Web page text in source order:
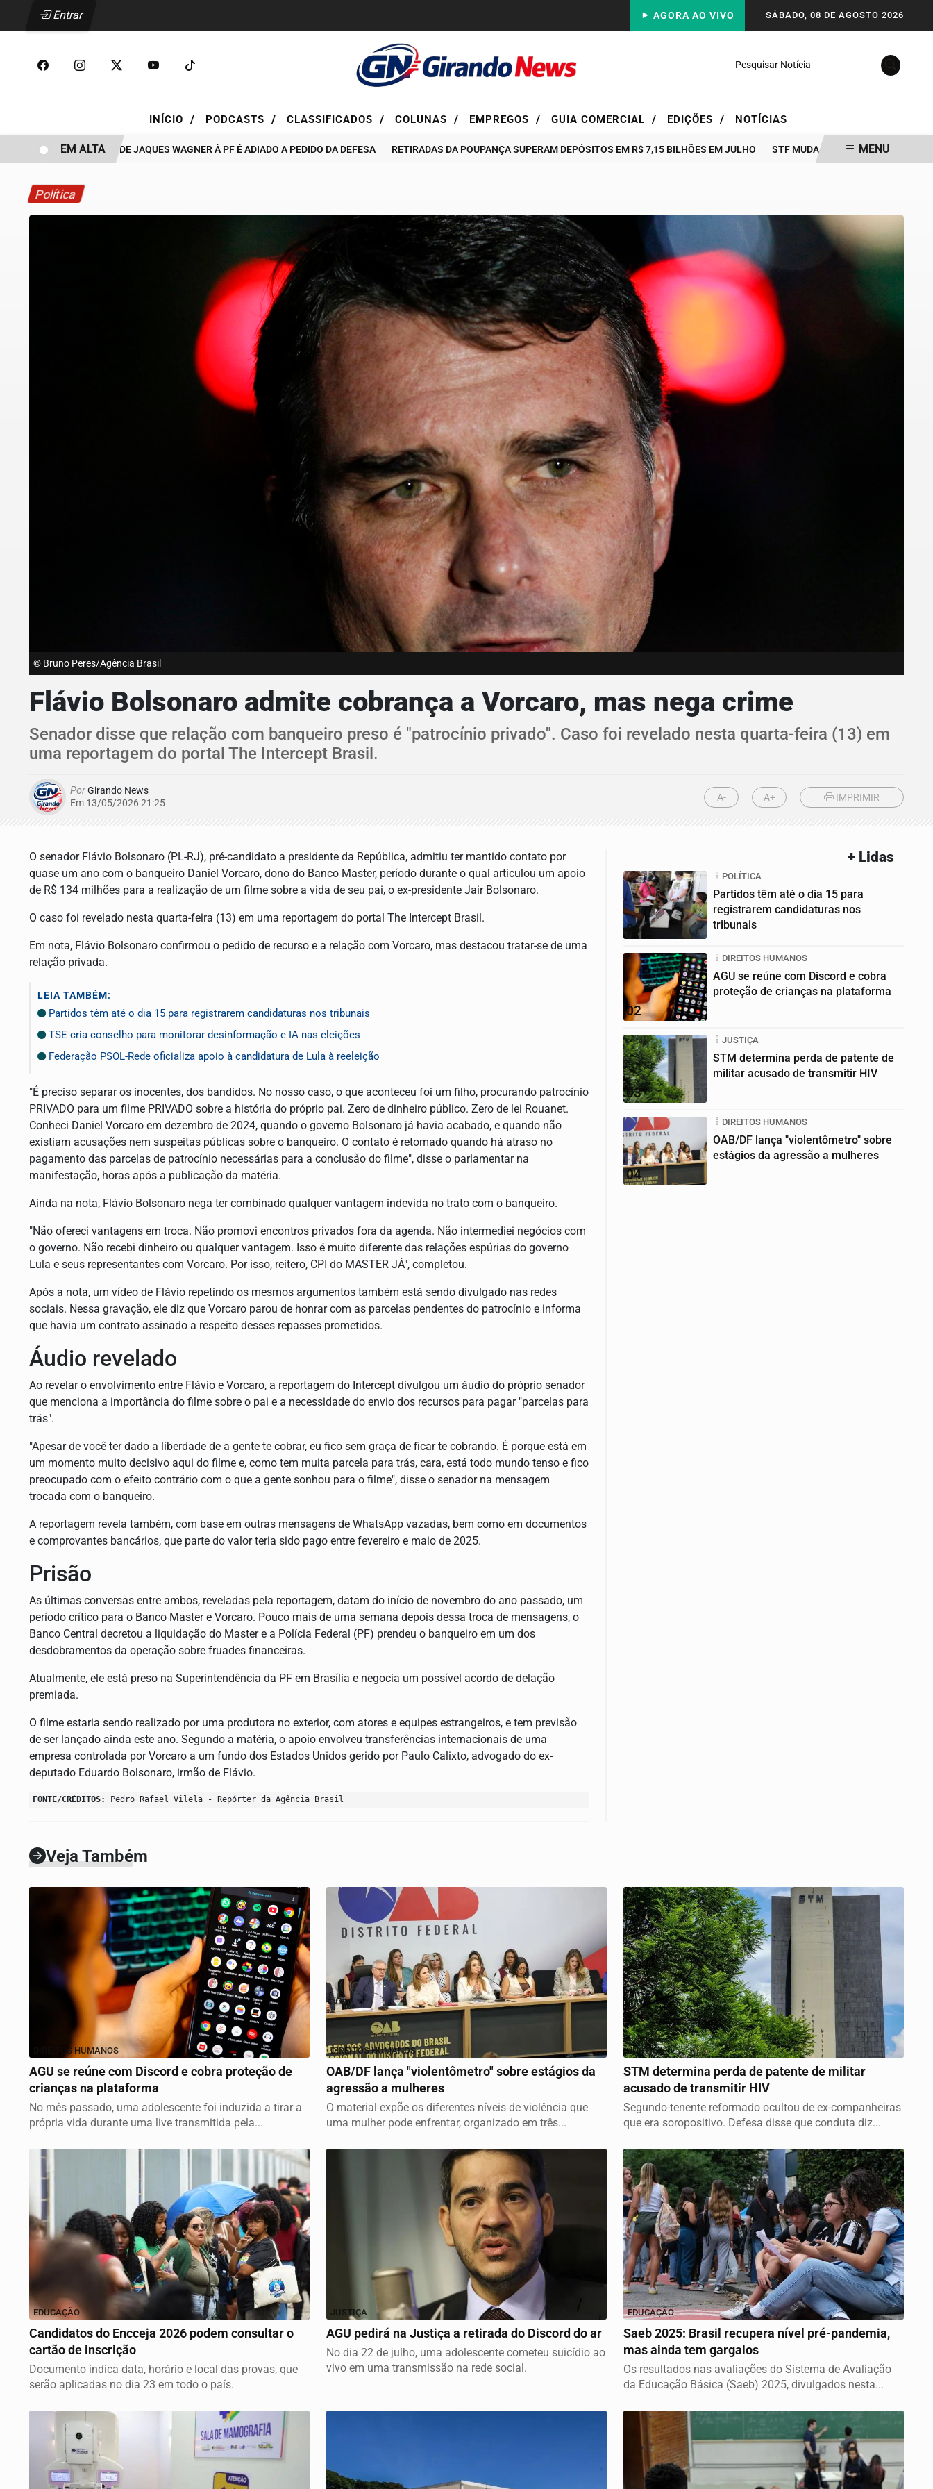
Entrar SÁBADO, 08 DE AGOSTO 2026
AGORA AO VIVO
Pesquisar Notícia
INÍCIO / PODCASTS / CLASSIFICADOS / COLUNAS / EMPREGOS / GUIA COMERCIAL / EDIÇÕES / NOTÍCIAS
DEPOIMENTO DE JAQUES WAGNER À PF É ADIADO A PEDIDO DA DEFESA RETIRADAS DA POUPANÇA SUPERAM DEPÓSITOS EM R$ 7,15 BILHÕES EM JULHO STF MUDA DECISÃO DE MORAES E
EM ALTA MENU
Política
© Bruno Peres/Agência Brasil
Flávio Bolsonaro admite cobrança a Vorcaro, mas nega crime
Senador disse que relação com banqueiro preso é "patrocínio privado". Caso foi revelado nesta quarta-feira (13) em
uma reportagem do portal The Intercept Brasil.
PorGirando News
Em 13/05/2026 21:25
A- A+ IMPRIMIR
O senador Flávio Bolsonaro (PL-RJ), pré-candidato a presidente da República, admitiu ter mantido contato por
quase um ano com o banqueiro Daniel Vorcaro, dono do Banco Master, período durante o qual articulou um apoio
de R$ 134 milhões para a realização de um filme sobre a vida de seu pai, o ex-presidente Jair Bolsonaro.
O caso foi revelado nesta quarta-feira (13) em uma reportagem do portal The Intercept Brasil.
Em nota, Flávio Bolsonaro confirmou o pedido de recurso e a relação com Vorcaro, mas destacou tratar-se de uma
relação privada.
LEIA TAMBÉM:
Partidos têm até o dia 15 para registrarem candidaturas nos tribunais
TSE cria conselho para monitorar desinformação e IA nas eleições
Federação PSOL-Rede oficializa apoio à candidatura de Lula à reeleição
"É preciso separar os inocentes, dos bandidos. No nosso caso, o que aconteceu foi um filho, procurando patrocínio
PRIVADO para um filme PRIVADO sobre a história do próprio pai. Zero de dinheiro público. Zero de lei Rouanet.
Conheci Daniel Vorcaro em dezembro de 2024, quando o governo Bolsonaro já havia acabado, e quando não
existiam acusações nem suspeitas públicas sobre o banqueiro. O contato é retomado quando há atraso no
pagamento das parcelas de patrocínio necessárias para a conclusão do filme", disse o parlamentar na
manifestação, horas após a publicação da matéria.
Ainda na nota, Flávio Bolsonaro nega ter combinado qualquer vantagem indevida no trato com o banqueiro.
"Não ofereci vantagens em troca. Não promovi encontros privados fora da agenda. Não intermediei negócios com
o governo. Não recebi dinheiro ou qualquer vantagem. Isso é muito diferente das relações espúrias do governo
Lula e seus representantes com Vorcaro. Por isso, reitero, CPI do MASTER JÁ", completou.
Após a nota, um vídeo de Flávio repetindo os mesmos argumentos também está sendo divulgado nas redes
sociais. Nessa gravação, ele diz que Vorcaro parou de honrar com as parcelas pendentes do patrocínio e informa
que havia um contrato assinado a respeito desses repasses prometidos.
Áudio revelado
Ao revelar o envolvimento entre Flávio e Vorcaro, a reportagem do Intercept divulgou um áudio do próprio senador
que menciona a importância do filme sobre o pai e a necessidade do envio dos recursos para pagar "parcelas para
trás".
"Apesar de você ter dado a liberdade de a gente te cobrar, eu fico sem graça de ficar te cobrando. É porque está em
um momento muito decisivo aqui do filme e, como tem muita parcela para trás, cara, está todo mundo tenso e fico
preocupado com o efeito contrário com o que a gente sonhou para o filme", disse o senador na mensagem
trocada com o banqueiro.
A reportagem revela também, com base em outras mensagens de WhatsApp vazadas, bem como em documentos
e comprovantes bancários, que parte do valor teria sido pago entre fevereiro e maio de 2025.
Prisão
As últimas conversas entre ambos, reveladas pela reportagem, datam do início de novembro do ano passado, um
período crítico para o Banco Master e Vorcaro. Pouco mais de uma semana depois dessa troca de mensagens, o
Banco Central decretou a liquidação do Master e a Polícia Federal (PF) prendeu o banqueiro em um dos
desdobramentos da operação sobre fruades financeiras.
Atualmente, ele está preso na Superintendência da PF em Brasília e negocia um possível acordo de delação
premiada.
O filme estaria sendo realizado por uma produtora no exterior, com atores e equipes estrangeiros, e tem previsão
de ser lançado ainda este ano. Segundo a matéria, o apoio envolveu transferências internacionais de uma
empresa controlada por Vorcaro a um fundo dos Estados Unidos gerido por Paulo Calixto, advogado do ex-
deputado Eduardo Bolsonaro, irmão de Flávio.
FONTE/CRÉDITOS: Pedro Rafael Vilela - Repórter da Agência Brasil
+ Lidas
01
POLÍTICA
Partidos têm até o dia 15 para
registrarem candidaturas nos
tribunais
02
DIREITOS HUMANOS
AGU se reúne com Discord e cobra
proteção de crianças na plataforma
03
JUSTIÇA
STM determina perda de patente de
militar acusado de transmitir HIV
04
DIREITOS HUMANOS
OAB/DF lança "violentômetro" sobre
estágios da agressão a mulheres
Veja Também
DIREITOS HUMANOS
AGU se reúne com Discord e cobra proteção de
crianças na plataforma
No mês passado, uma adolescente foi induzida a tirar a
própria vida durante uma live transmitida pela...
DIREITOS HUMANOS
OAB/DF lança "violentômetro" sobre estágios da
agressão a mulheres
O material expõe os diferentes níveis de violência que
uma mulher pode enfrentar, organizado em três...
JUSTIÇA
STM determina perda de patente de militar
acusado de transmitir HIV
Segundo-tenente reformado ocultou de ex-companheiras
que era soropositivo. Defesa disse que conduta diz...
EDUCAÇÃO
Candidatos do Encceja 2026 podem consultar o
cartão de inscrição
Documento indica data, horário e local das provas, que
serão aplicadas no dia 23 em todo o país.
JUSTIÇA
AGU pedirá na Justiça a retirada do Discord do ar
No dia 22 de julho, uma adolescente cometeu suicídio ao
vivo em uma transmissão na rede social.
EDUCAÇÃO
Saeb 2025: Brasil recupera nível pré-pandemia,
mas ainda tem gargalos
Os resultados nas avaliações do Sistema de Avaliação
da Educação Básica (Saeb) 2025, divulgados nesta...